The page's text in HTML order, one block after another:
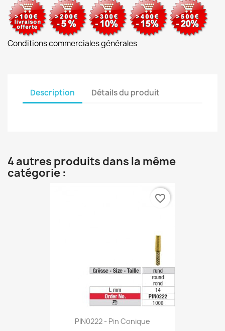
Conditions commerciales générales
Description Détails du produit
4 autres produits dans la même
catégorie :
PIN0222 - Pin Conique
favorite_border